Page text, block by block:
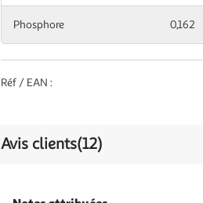
Phosphore 0,162
Protéines 5,1 g 10 %
Sel 0,6 g 10 %
Potassium
Réf / EAN :
Avis clients(12)